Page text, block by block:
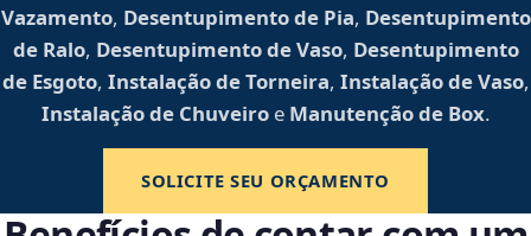
Vazamento, Desentupimento de Pia, Desentupimento
de Ralo, Desentupimento de Vaso, Desentupimento
de Esgoto, Instalação de Torneira, Instalação de Vaso,
Instalação de Chuveiroe Manutenção de Box.
SOLICITE SEU ORÇAMENTO